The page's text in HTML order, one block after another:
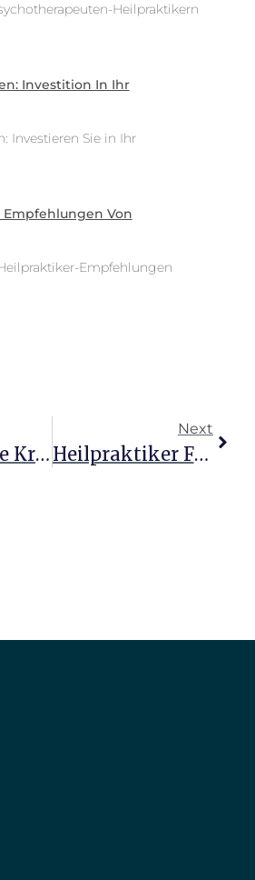
Heilpraktikern
Investition In Ihr
Investieren Sie in Ihr
Empfehlungen Von
Empfehlungen
Entdecke Die Kraft Der Heilpraktiker Für Dein Wohlbefinden
Next
Heilpraktiker Für Psychotherapie: Dein Weg Zur Berufung